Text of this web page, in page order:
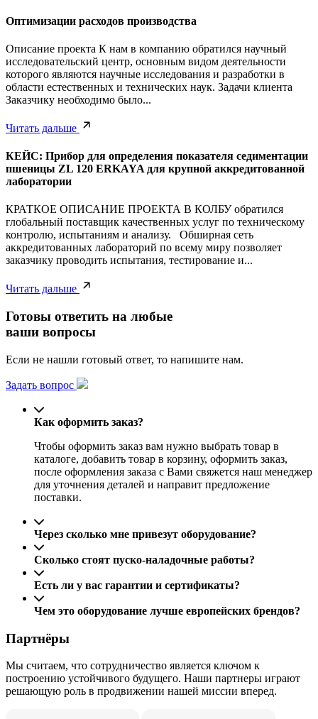
Оптимизации расходов производства
Описание проекта К нам в компанию обратился научный
исследовательский центр, основным видом деятельности
которого являются научные исследования и разработки в
области естественных и технических наук. Задачи клиента
Заказчику необходимо было...
Читать дальше
КЕЙС: Прибор для определения показателя седиментации
пшеницы ZL 120 ERKAYA для крупной аккредитованной
лаборатории
КРАТКОЕ ОПИСАНИЕ ПРОЕКТА В КОЛБУ обратился
глобальный поставщик качественных услуг по техническому
контролю, испытаниям и анализу. Обширная сеть
аккредитованных лабораторий по всему миру позволяет
заказчику проводить испытания, тестирование и...
Читать дальше
Готовы ответить на любые
ваши вопросы
Если не нашли готовый ответ, то напишите нам.
Задать вопрос
Как оформить заказ?
Чтобы оформить заказ вам нужно выбрать товар в
каталоге, добавить товар в корзину, оформить заказ,
после оформления заказа с Вами свяжется наш менеджер
для уточнения деталей и направит предложение
поставки.
Через сколько мне привезут оборудование?
Сколько стоят пуско-наладочные работы?
Есть ли у вас гарантии и сертификаты?
Чем это оборудование лучше европейских брендов?
Партнёры
Мы считаем, что сотрудничество является ключом к
построению устойчивого будущего. Наши партнеры играют
решающую роль в продвижении нашей миссии вперед.